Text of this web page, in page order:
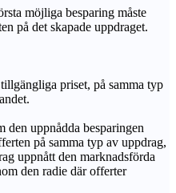
möjliga besparing måste
på det skapade uppdraget.
priset, på samma typ
uppnådda besparingen
på samma typ av uppdrag,
uppnått den marknadsförda
den radie där offerter